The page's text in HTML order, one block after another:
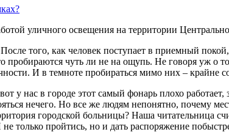
уличного освещения на территории
того, как человек поступает в приемный
чуть ли не на ощупь. Не говоря уж о
И в темноте пробираться мимо них – крайне
у нас в городе этот самый фонарь плохо работает,
нечего. Но все же людям непонятно, почему
городской больницы? Наша читательница
только пройтись, но и дать распоряжение